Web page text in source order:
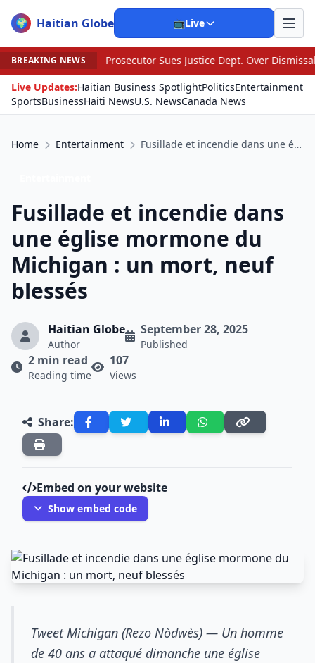
🌍 Haitian Globe 📺Live
BREAKING NEWS
Prosecutor Sues Justice Dept. Over Dismissal After Right-
Live Updates:Haitian Business SpotlightPoliticsEntertainment
SportsBusinessHaiti NewsU.S. NewsCanada News
Home Entertainment Fusillade et incendie dans une église mormone du Michigan : un mort, neuf blessés
Fusillade et incendie dans
une église mormone du
Michigan : un mort, neuf
blessés
Haitian Globe
Author
September 28, 2025
Published
2 min read
Reading time
107
Views
Share:
Embed on your website
Show embed code
Tweet Michigan (Rezo Nòdwès) — Un homme
de 40 ans a attaqué dimanche une église